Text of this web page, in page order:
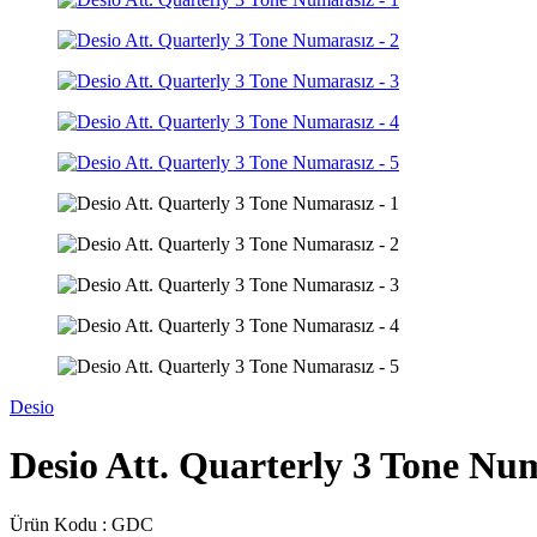
Desio
Desio Att. Quarterly 3 Tone
Ürün Kodu : GDC